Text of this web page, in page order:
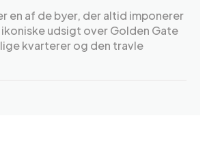
en af de byer, der altid imponerer
udsigt over Golden Gate
kvarterer og den travle